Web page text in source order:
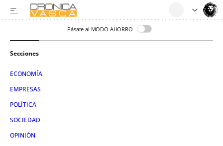
Pásate al MODO AHORRO
Secciones
ECONOMÍA
EMPRESAS
POLÍTICA
SOCIEDAD
OPINIÓN